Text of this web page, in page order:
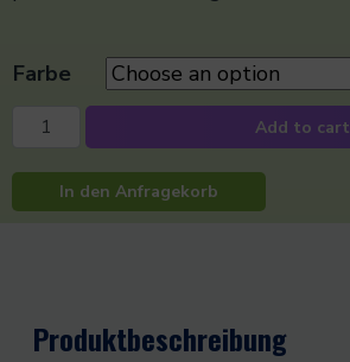
Farbe
Add to cart
In den Anfragekorb
Produktbeschreibung